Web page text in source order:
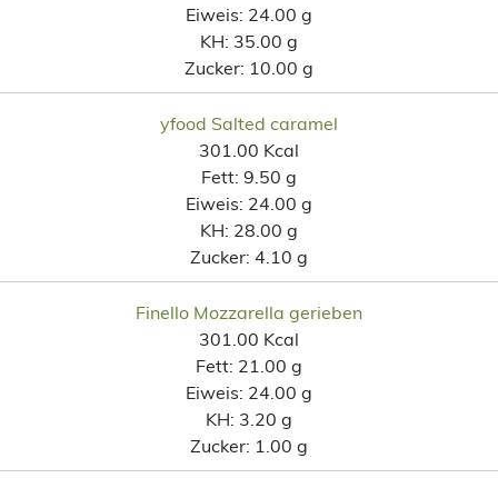
Eiweis: 24.00 g
KH: 35.00 g
Zucker: 10.00 g
yfood Salted caramel
301.00 Kcal
Fett: 9.50 g
Eiweis: 24.00 g
KH: 28.00 g
Zucker: 4.10 g
Finello Mozzarella gerieben
301.00 Kcal
Fett: 21.00 g
Eiweis: 24.00 g
KH: 3.20 g
Zucker: 1.00 g